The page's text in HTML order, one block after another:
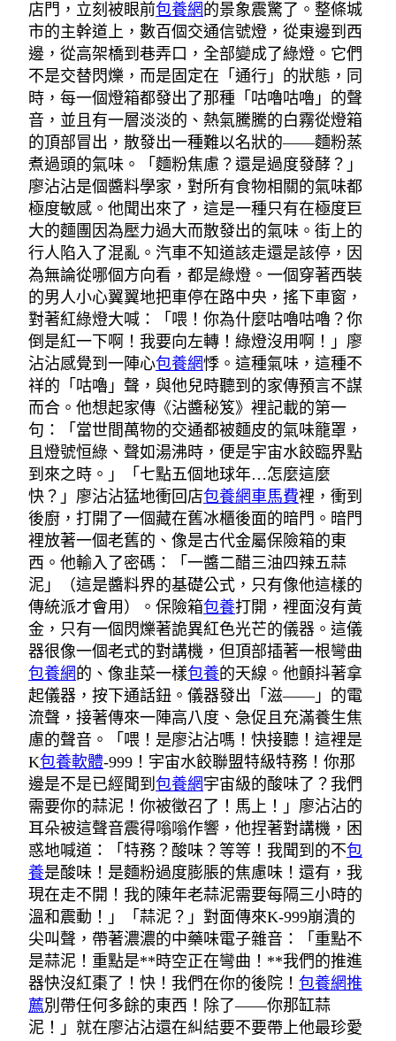
店門，立刻被眼前包養網 的景象震驚了。整條城
市的主幹道上，數百個交通信號燈，從東邊到西
邊，從高架橋到巷弄口，全部變成了綠燈。它們
不是交替閃爍，而是固定在「通行」的狀態，同
時，每一個燈箱都發出了那種「咕嚕咕嚕」的聲
音，並且有一層淡淡的、熱氣騰騰的白霧從燈箱
的頂部冒出，散發出一種難以名狀的——麵粉蒸
煮過頭的氣味。「麵粉焦慮？還是過度發酵？」
廖沾沾是個醬料學家，對所有食物相關的氣味都
極度敏感。他聞出來了，這是一種只有在極度巨
大的麵團因為壓力過大而散發出的氣味。街上的
行人陷入了混亂。汽車不知道該走還是該停，因
為無論從哪個方向看，都是綠燈。一個穿著西裝
的男人小心翼翼地把車停在路中央，搖下車窗，
對著紅綠燈大喊：「喂！你為什麼咕嚕咕嚕？你
倒是紅一下啊！我要向左轉！綠燈沒用啊！」廖
沾沾感覺到一陣心包養網悸。這種氣味，這種不
祥的「咕嚕」聲，與他兒時聽到的家傳預言不謀
而合。他想起家傳《沾醬秘笈》裡記載的第一
句：「當世間萬物的交通都被麵皮的氣味籠罩，
且燈號恒綠、聲如湯沸時，便是宇宙水餃臨界點
到來之時。」「七點五個地球年…怎麼這麼
快？」廖沾沾猛地衝回店包養網車馬費裡，衝到
後廚，打開了一個藏在舊冰櫃後面的暗門。暗門
裡放著一個老舊的、像是古代金屬保險箱的東
西。他輸入了密碼：「一醬二醋三油四辣五蒜
泥」（這是醬料界的基礎公式，只有像他這樣的
傳統派才會用）。保險箱包養打開，裡面沒有黃
金，只有一個閃爍著詭異紅色光芒的儀器。這儀
器很像一個老式的對講機，但頂部插著一根彎曲
包養網 的、像韭菜一樣包養的天線。他顫抖著拿
起儀器，按下通話鈕。儀器發出「滋——」的電
流聲，接著傳來一陣高八度、急促且充滿養生焦
慮的聲音。「喂！是廖沾沾嗎！快接聽！這裡是
K包養軟體-999！宇宙水餃聯盟特級特務！你那
邊是不是已經聞到 包養網宇宙級的酸味了？我們
需要你的蒜泥！你被徵召了！馬上！」廖沾沾的
耳朵被這聲音震得嗡嗡作響，他捏著對講機，困
惑地喊道：「特務？酸味？等等！我聞到的不包
養是酸味！是麵粉過度膨脹的焦慮味！還有，我
現在走不開！我的陳年老蒜泥需要每隔三小時的
溫和震動！」「蒜泥？」對面傳來K-999崩潰的
尖叫聲，帶著濃濃的中藥味電子雜音：「重點不
是蒜泥！重點是**時空正在彎曲！**我們的推進
器快沒紅棗了！快！我們在你的後院！ 包養網推
薦別帶任何多餘的東西！除了——你那缸蒜
泥！」就在廖沾沾還在糾結要不要帶上他最珍愛